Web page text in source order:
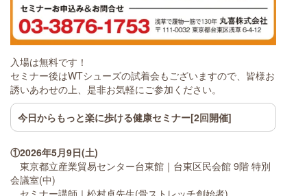
入場は無料です！
セミナー後はWTシューズの試着会もございますので、皆様お
誘いあわせの上、是非お気軽にご参加ください。
今日からもっと楽に歩ける健康セミナー[2回開催]
①2026年5月9日(土)
東京都立産業貿易センター台東館｜台東区民会館 9階 特別
会議室(中)
セミナー講師｜松村卓先生(骨ストレッチ創始者)